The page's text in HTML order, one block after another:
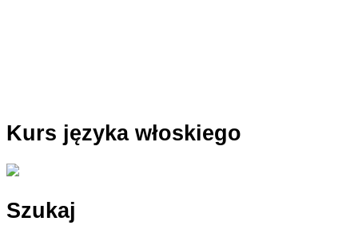
Kurs języka włoskiego
Szukaj